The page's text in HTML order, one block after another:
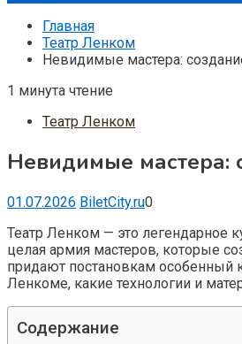
Главная
Театр Ленком
Невидимые мастера:
1 минута чтение
Театр Ленком
Невидимые мастера:
01.07.2026 BiletCity.ru0
Театр Ленком — это легендарное
целая армия мастеров, которые
придают постановкам особенный
Ленкоме, какие технологии и
Содержание